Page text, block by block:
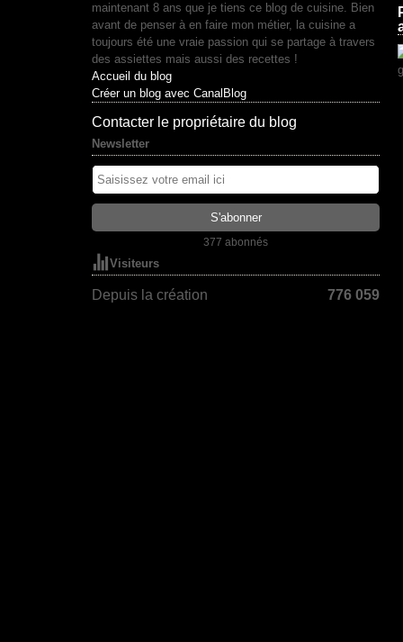
maintenant 8 ans que je tiens ce blog de cuisine. Bien
avant de penser à en faire mon métier, la cuisine a
toujours été une vraie passion qui se partage à travers
des assiettes mais aussi des recettes !
Accueil du blog
Créer un blog avec CanalBlog
Contacter le propriétaire du blog
Newsletter
377 abonnés
Visiteurs
Depuis la création 776 059